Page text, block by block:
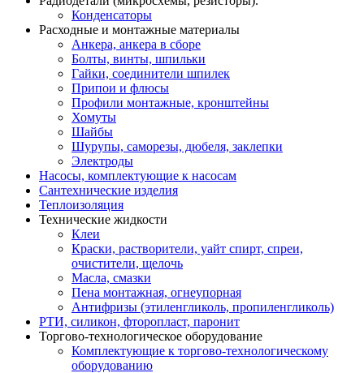
Конденсаторы
Расходные и монтажные материалы
Анкера, анкера в сборе
Болты, винты, шпильки
Гайки, соединители шпилек
Припои и флюсы
Профили монтажные, кронштейны
Хомуты
Шайбы
Шурупы, саморезы, дюбеля, заклепки
Электроды
Насосы, комплектующие к насосам
Сантехнические изделия
Теплоизоляция
Технические жидкости
Клеи
Краски, растворители, уайт спирт, спреи,
очистители, щелочь
Масла, смазки
Пена монтажная, огнеупорная
Антифризы (этиленгликоль, пропиленгликоль)
РТИ, силикон, фторопласт, паронит
Торгово-технологическое оборудование
Комплектующие к торгово-технологическому
оборудованию